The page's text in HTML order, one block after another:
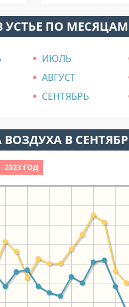
УСТЬЕ ПО МЕСЯЦАМ
ИЮЛЬ
АВГУСТ
СЕНТЯБРЬ
В
2023 ГОД